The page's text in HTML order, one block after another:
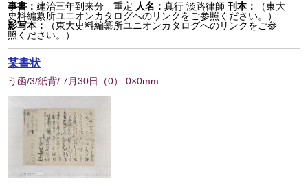
事書：建治三年到来分 重定 人名：真行 淡路律師 刊本：
（東大
史料編纂所ユニオンカタログへのリンクをご参照ください。）
影写本：
（東大史料編纂所ユニオンカタログへのリンクをご参
照ください。）
某書状
う函/3/紙背/ 7月30日 （0） 0×0mm